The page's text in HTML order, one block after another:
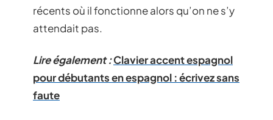
récents où il fonctionne alors qu’on ne s’y
attendait pas.
Lire également :Clavier accent espagnol
pour débutants en espagnol : écrivez sans
faute